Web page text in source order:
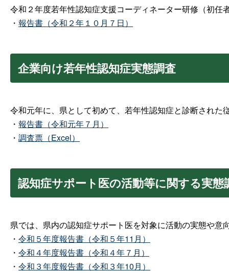
令和２年度若年性認知症支援コーディネーター研修（初任
・ 報告書（令和２年１０月７日）
企業向け若年性認知症実態調査
令和元年に、県として初めて、若年性認知症と診断され
・ 報告書（令和元年７月）
・ 調査票（Excel）
認知症サポート医の活動等に関する実態
県では、県内の認知症サポート医を対象に活動の実態や意
・ 令和５年度報告書（令和５年11月）
・ 令和４年度報告書（令和４年７月）
・ 令和３年度報告書（令和３年10月）